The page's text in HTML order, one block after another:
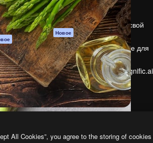
Политика
конфиденциальности
Оригиналы Новое
Политика файлов
cookie
Центр доверия
Партнеры
Предприятие
Slidesgo
Продайте свой
контент
Помещение для
прессы
Ищете magnific.ai
All Cookies”, you agree to the storing of